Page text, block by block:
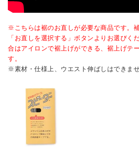
※こちらは裾のお直しが必要な商品です。
「お直しを選択する」ボタンよりお選びく
合はアイロンで裾上げができる、裾上げテ
す。
※素材・仕様上、ウエスト伸ばしはできませ